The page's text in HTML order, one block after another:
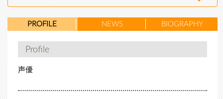
PROFILE NEWS BIOGRAPHY
Profile
声優